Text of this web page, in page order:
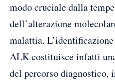
modo cruciale dalla
dell’alterazione
malattia.
ALK costituisce infatti
del percorso diagnostico,